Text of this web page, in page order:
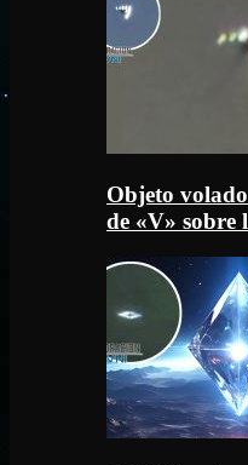
Objeto
de «V» sobre